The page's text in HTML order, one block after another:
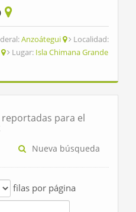
Anzoátegui
Localidad:
Lugar: Isla Chimana Grande
reportadas para el
Nueva búsqueda
filas por página